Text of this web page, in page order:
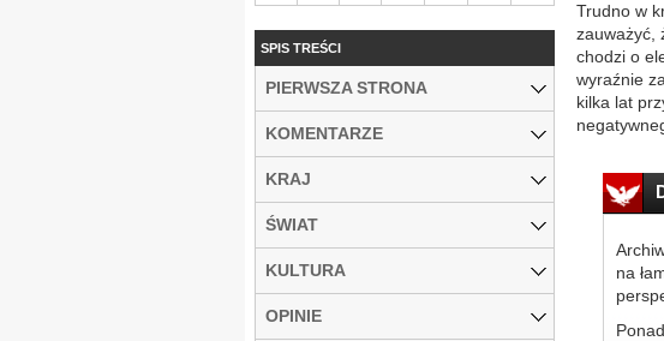
Trudno w
zauważyć,
chodzi o
wyraźnie
kilka lat
na
SPIS TREŚCI
PIERWSZA STRONA
KOMENTARZE
KRAJ
ŚWIAT
KULTURA
OPINIE